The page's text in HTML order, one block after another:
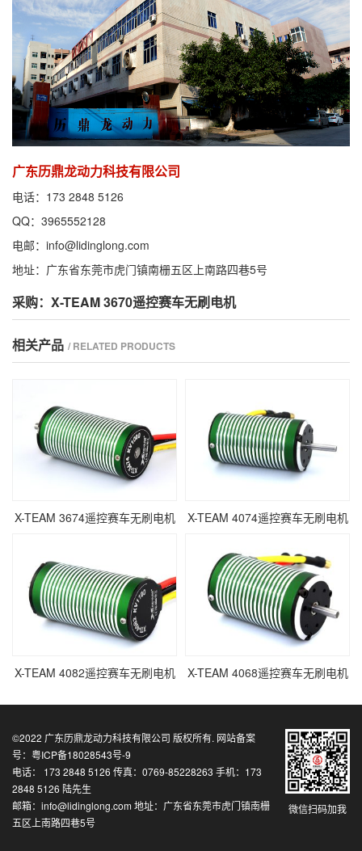
广东历鼎龙动力科技有限公司
电话：173 2848 5126
QQ：3965552128
电邮：info@lidinglong.com
地址：广东省东莞市虎门镇南栅五区上南路四巷5号
采购：X-TEAM 3670遥控赛车无刷电机
相关产品 / RELATED PRODUCTS
X-TEAM 3674遥控赛车无刷电机 X-TEAM 4074遥控赛车无刷电机
X-TEAM 4082遥控赛车无刷电机 X-TEAM 4068遥控赛车无刷电机
微信扫码加我
©2022 广东历鼎龙动力科技有限公司 版权所有. 网站备案
号： 粤ICP备18028543号-9
电话： 173 2848 5126 传真：0769-85228263 手机：173
2848 5126 陆先生
邮箱：info@lidinglong.com 地址：广东省东莞市虎门镇南栅
五区上南路四巷5号